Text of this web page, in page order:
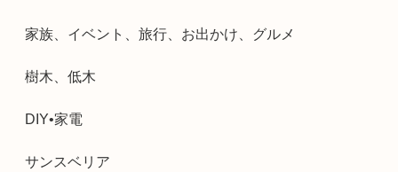
家族、イベント、旅行、お出かけ、グルメ
樹木、低木
DIY•家電
サンスベリア